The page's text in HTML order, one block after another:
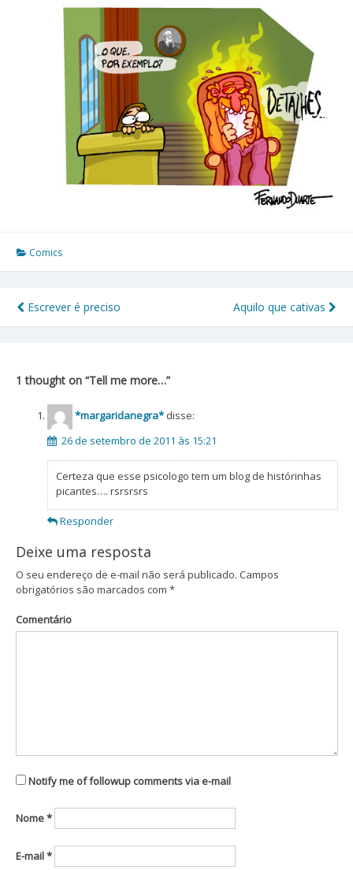
Comics
Navegação
Post
Escrever é preciso Aquilo que cativas
1 thought on “Tell me more…”
*margaridanegra* disse:
26 de setembro de 2011 às 15:21
Certeza que esse psicologo tem um blog de histórinhas
picantes…. rsrsrsrs
Responder
Deixe uma resposta
O seu endereço de e-mail não será publicado. Campos
obrigatórios são marcados com *
Comentário
Notify me of followup comments via e-mail
Nome*
E-mail*